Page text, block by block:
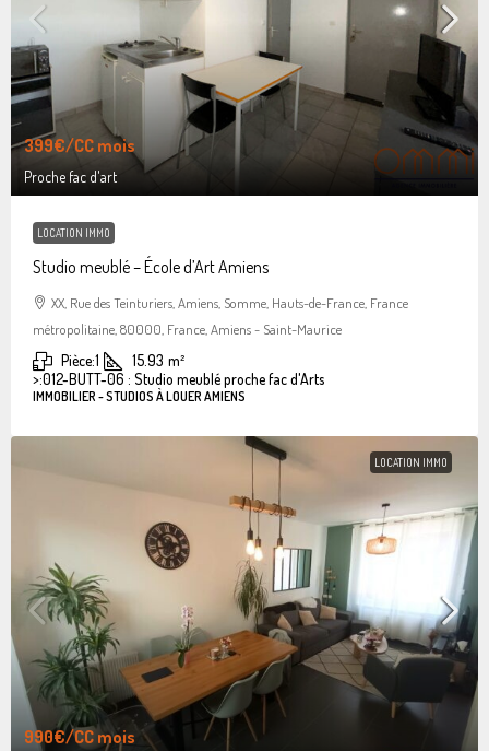
399€/CC mois
Proche fac d'art
LOCATION IMMO
Studio meublé – École d’Art Amiens
XX, Rue des Teinturiers, Amiens, Somme, Hauts-de-France, France
métropolitaine, 80000, France, Amiens - Saint-Maurice
Pièce:1 15.93 m²
>:012-BUTT-06 : Studio meublé proche fac d'Arts
IMMOBILIER - STUDIOS À LOUER AMIENS
LOCATION IMMO
990€/CC mois